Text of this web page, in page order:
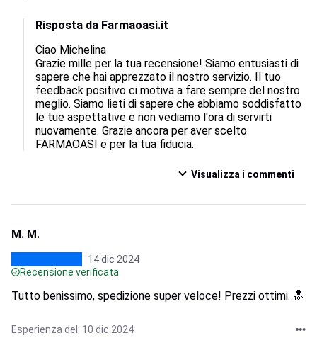
Risposta da Farmaoasi.it
Ciao Michelina
Grazie mille per la tua recensione! Siamo entusiasti di
sapere che hai apprezzato il nostro servizio. Il tuo
feedback positivo ci motiva a fare sempre del nostro
meglio. Siamo lieti di sapere che abbiamo soddisfatto
le tue aspettative e non vediamo l'ora di servirti
nuovamente. Grazie ancora per aver scelto
FARMAOASI e per la tua fiducia.
Visualizza i commenti
M. M.
14 dic 2024
Recensione verificata
Tutto benissimo, spedizione super veloce! Prezzi ottimi. 🔝
Esperienza del: 10 dic 2024